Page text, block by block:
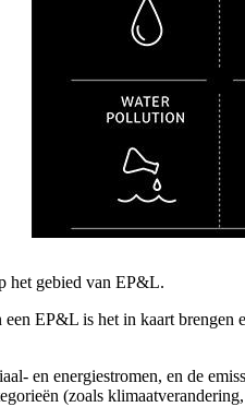
het gebied van EP&L.
EP&L is het in kaart
en energiestromen, en de
(zoals